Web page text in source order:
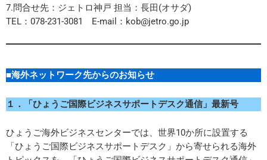
7.問合せ先：ジェトロ神戸 担当：長田(オサダ)
TEL：078-231-3081 E-mail：kob@jetro.go.jp
■海外ネットワーク先からのお知らせ
１． 「ひょうご国際ビジネスサポートデスク通信」最新号
ひょうご海外ビジネスセンターでは、世界10か所に設置する
「ひょうご国際ビジネスサポートデスク」から寄せられる海外